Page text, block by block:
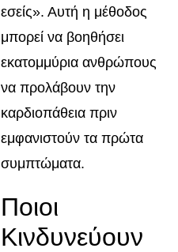
εσείς». Αυτή η μέθοδος
μπορεί να βοηθήσει
εκατομμύρια ανθρώπους
να προλάβουν την
καρδιοπάθεια πριν
εμφανιστούν τα πρώτα
συμπτώματα.
Ποιοι
Κινδυνεύουν